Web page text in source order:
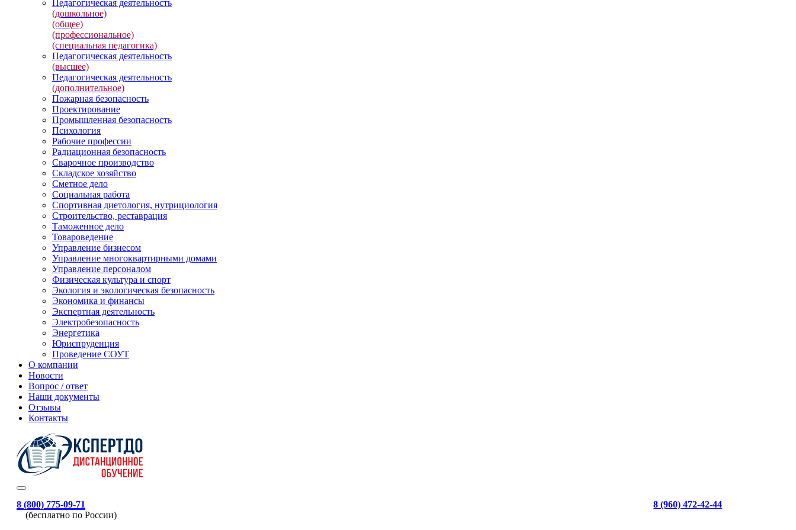
Педагогическая деятельность
(дошкольное)
(общее)
(профессиональное)
(специальная педагогика)
Педагогическая деятельность
(высшее)
Педагогическая деятельность
(дополнительное)
Пожарная безопасность
Проектирование
Промышленная безопасность
Психология
Рабочие профессии
Радиационная безопасность
Сварочное производство
Складское хозяйство
Сметное дело
Социальная работа
Спортивная диетология, нутрициология
Строительство, реставрация
Таможенное дело
Товароведение
Управление бизнесом
Управление многоквартирными домами
Управление персоналом
Физическая культура и спорт
Экология и экологическая безопасность
Экономика и финансы
Экспертная деятельность
Электробезопасность
Энергетика
Юриспруденция
Проведение СОУТ
О компании
Новости
Вопрос / ответ
Наши документы
Отзывы
Контакты
8 (800) 775-09-71
(бесплатно по России)
8 (960) 472-42-44